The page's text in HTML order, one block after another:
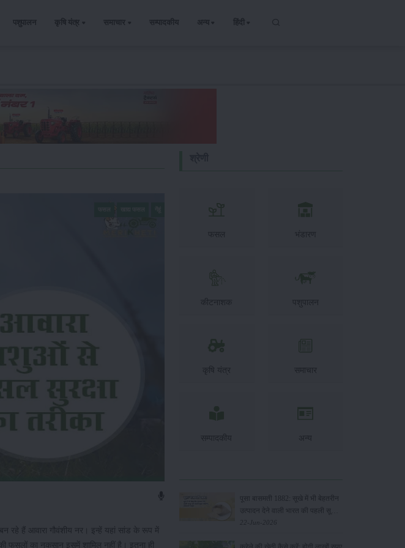
पशुपालन कृषि यंत्र समाचार सम्पादकीय अन्य हिंदी
रहे हैं आवारा गौवंशीय नर। इन्हें यहां सांड के रूप में
फसलों का नुकसान इसमें शामिल नहीं है। इतना ही
फसल भंडारण
कीटनाशक पशुपालन
कृषि यंत्र समाचार
सम्पादकीय अन्य
पूसा बासमती 1882: सूखे में भी बेहतरीन
उत्पादन देने वाली भारत की पहली सूखा-
सहिष्णु बासमती किस्म
22-Jun-2026